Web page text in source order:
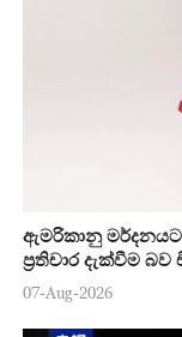
ඇමරිකානු
ප්‍රතිචාර දැක්වීම
07-Aug-2026